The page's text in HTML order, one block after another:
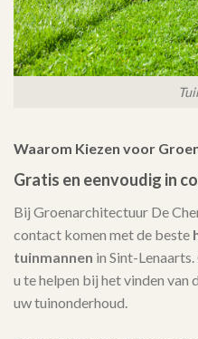
Waarom Kiezen voor
Gratis en eenvoudig in
Bij Groenarchitectuur De
contact komen met de beste
tuinmannen in Sint-
u te helpen bij het vinden
uw tuinonderhoud.